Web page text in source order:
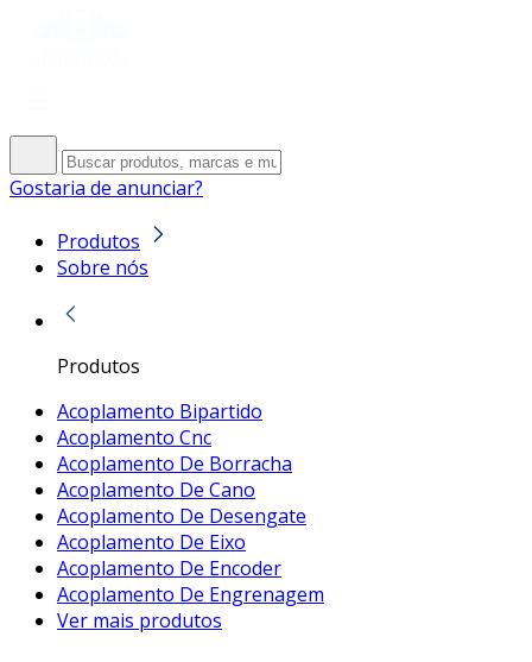
Gostaria de anunciar?
Produtos
Sobre nós
Produtos
Acoplamento Bipartido
Acoplamento Cnc
Acoplamento De Borracha
Acoplamento De Cano
Acoplamento De Desengate
Acoplamento De Eixo
Acoplamento De Encoder
Acoplamento De Engrenagem
Ver mais produtos